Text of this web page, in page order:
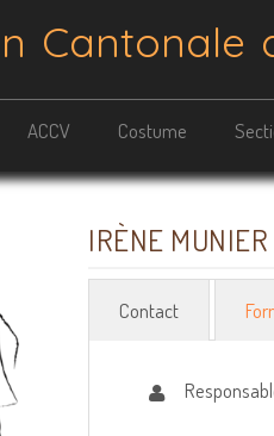
Cantonale
ACCV Costume
IRÈNE MUNIER
Contact